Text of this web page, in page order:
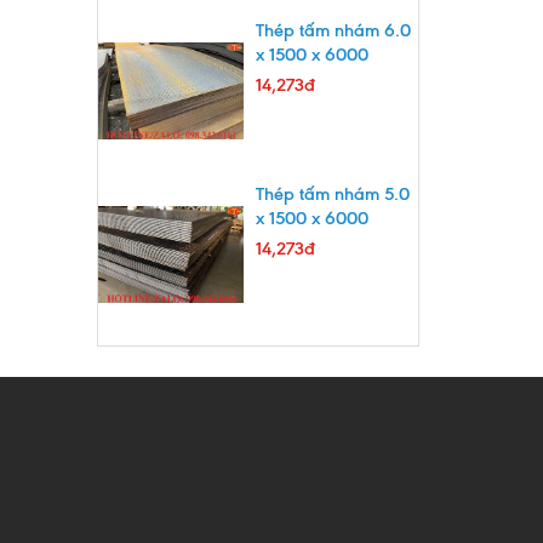
Thép tấm nhám 6.0
x 1500 x 6000
14,273đ
Thép tấm nhám 5.0
x 1500 x 6000
14,273đ